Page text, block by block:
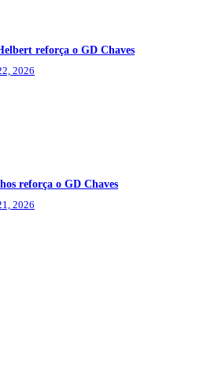
reforça o GD Chaves
2026
reforça o GD Chaves
2026